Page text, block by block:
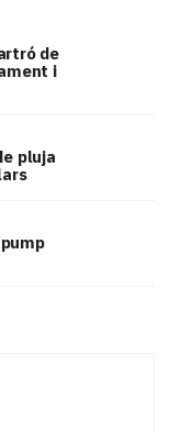
de
i
pluja